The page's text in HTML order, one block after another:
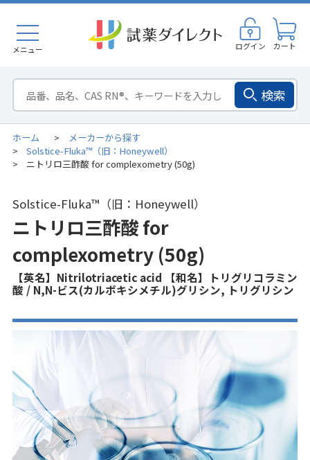
メニュー ログイン カート
検索
ホーム > メーカーから探す
> Solstice-Fluka™（旧：Honeywell）
> ニトリロ三酢酸 for complexometry (50g)
Solstice-Fluka™（旧：Honeywell）
ニトリロ三酢酸 for
complexometry (50g)
【英名】Nitrilotriacetic acid 【和名】トリグリコラミン
酸 / N,N-ビス(カルボキシメチル)グリシン, トリグリシン